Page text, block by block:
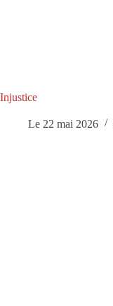
Injustice
Le 22 mai 2026